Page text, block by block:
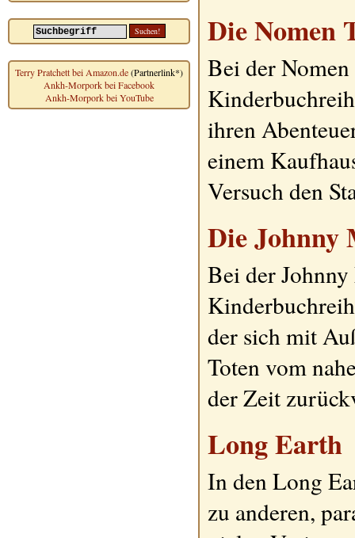
Terry Pratchett bei Amazon.de(Partnerlink*)
Ankh-Morpork bei Facebook
Ankh-Morpork bei YouTube
Die Nomen
Bei der
ihren
einem
Versuch den
Die Johnny
Bei der
der sich mit
Toten vom
der Zeit
Long Earth
In den Long
zu anderen,